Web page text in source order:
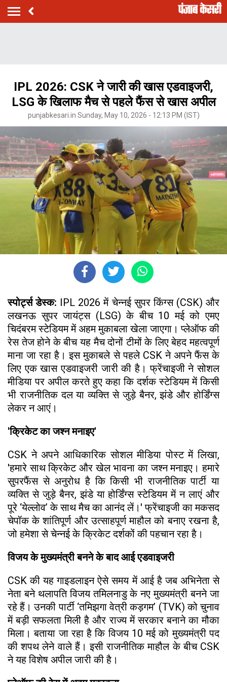
IPL 2026: CSK ने जारी की खास एडवाइजरी,
LSG के खिलाफ मैच से पहले फैंस से खास अपील
punjabkesari.in Sunday, May 10, 2026 - 12:13 PM (IST)
स्पोर्ट्स डेस्क: IPL 2026 में चेन्नई सुपर किंग्स (CSK) और
लखनऊ सुपर जायंट्स (LSG) के बीच 10 मई को एमए
चिदंबरम स्टेडियम में अहम मुकाबला खेला जाएगा। प्लेऑफ की
रेस तेज होने के बीच यह मैच दोनों टीमों के लिए बेहद महत्वपूर्ण
माना जा रहा है। इस मुकाबले से पहले CSK ने अपने फैंस के
लिए एक खास एडवाइजरी जारी की है। फ्रेंचाइजी ने सोशल
मीडिया पर अपील करते हुए कहा कि दर्शक स्टेडियम में किसी
भी राजनीतिक दल या व्यक्ति से जुड़े बैनर, झंडे और होर्डिंग्स
लेकर न आएं।
'क्रिकेट का जश्न मनाइए'
CSK ने अपने आधिकारिक सोशल मीडिया पोस्ट में लिखा,
'हमारे साथ क्रिकेट और खेल भावना का जश्न मनाइए। हमारे
सुपरफैंस से अनुरोध है कि किसी भी राजनीतिक पार्टी या
व्यक्ति से जुड़े बैनर, झंडे या होर्डिंग्स स्टेडियम में न लाएं और
पूरे ‘येल्लोव’ के साथ मैच का आनंद लें।' फ्रेंचाइजी का मकसद
चेपॉक के शांतिपूर्ण और उत्साहपूर्ण माहौल को बनाए रखना है,
जो हमेशा से चेन्नई के क्रिकेट दर्शकों की पहचान रहा है।
विजय के मुख्यमंत्री बनने के बाद आई एडवाइजरी
CSK की यह गाइडलाइन ऐसे समय में आई है जब अभिनेता से
नेता बने थलापति विजय तमिलनाडु के नए मुख्यमंत्री बनने जा
रहे हैं। उनकी पार्टी ‘तमिझगा वेत्री कड़गम’ (TVK) को चुनाव
में बड़ी सफलता मिली है और राज्य में सरकार बनाने का मौका
मिला। बताया जा रहा है कि विजय 10 मई को मुख्यमंत्री पद
की शपथ लेने वाले हैं। इसी राजनीतिक माहौल के बीच CSK
ने यह विशेष अपील जारी की है।